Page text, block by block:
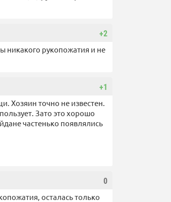
+2
никакого рукопожатия и не
+1
Хозяин точно не известен.
Зато это хорошо
частенько появлялись
0
осталась только